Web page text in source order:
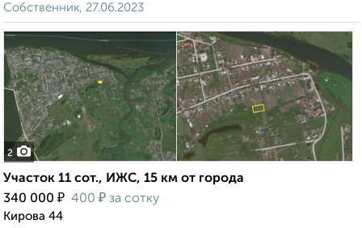
Собственник, 27.06.2023
2
Участок 11 сот., ИЖС, 15 км от города
340 000 ₽ 400 ₽ за сотку
Кирова 44